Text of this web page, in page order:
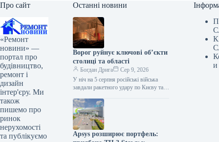
Про сайт
«Ремонт
новини» —
портал про
будівництво,
ремонт і
дизайн
інтер'єру. Ми
також
пишемо про
ринок
нерухомості
та публікуємо
Останні новини
Ворог руйнує ключові об’єкти
столиці та області
Богдан Дрига
Сер 9, 2026
У ніч на 5 серпня російські війська
завдали ракетного удару по Києву та
пошкоджено складські та…
Apsys розширює портфель:
и